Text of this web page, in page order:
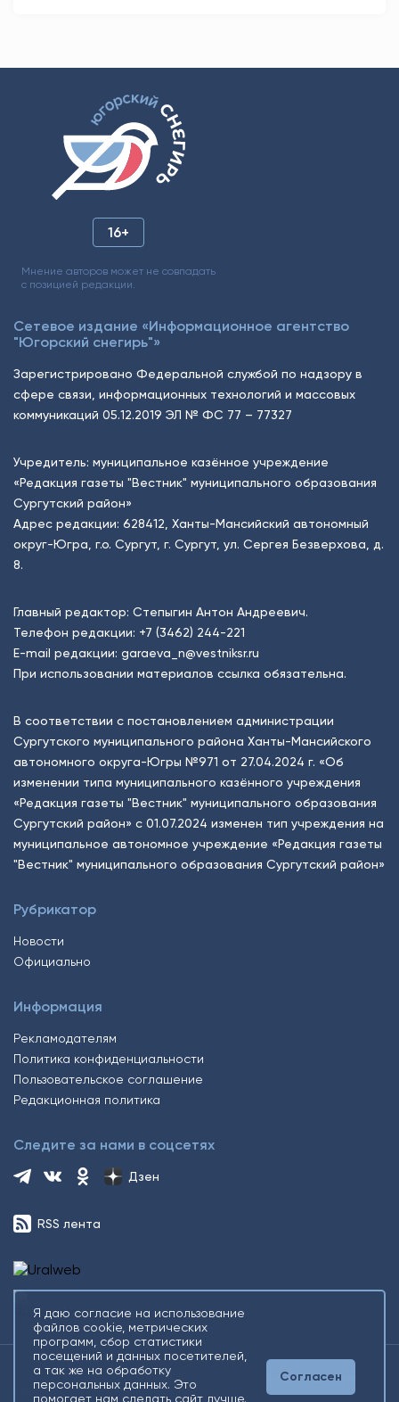
16+
Мнение авторов может не совпадать
с позицией редакции.
Сетевое издание «Информационное агентство
"Югорский снегирь"»
Зарегистрировано Федеральной службой по надзору в
сфере связи, информационных технологий и массовых
коммуникаций 05.12.2019 ЭЛ № ФС 77 – 77327
Учредитель: муниципальное казённое учреждение
«Редакция газеты "Вестник" муниципального образования
Сургутский район»
Адрес редакции: 628412, Ханты-Мансийский автономный
округ-Югра, г.о. Сургут, г. Сургут, ул. Сергея Безверхова, д.
8.
Главный редактор: Степыгин Антон Андреевич.
Телефон редакции: +7 (3462) 244-221
E-mail редакции: garaeva_n@vestniksr.ru
При использовании материалов ссылка обязательна.
В соответствии с постановлением администрации
Сургутского муниципального района Ханты-Мансийского
автономного округа-Югры №971 от 27.04.2024 г. «Об
изменении типа муниципального казённого учреждения
«Редакция газеты "Вестник" муниципального образования
Сургутский район» с 01.07.2024 изменен тип учреждения на
муниципальное автономное учреждение «Редакция газеты
"Вестник" муниципального образования Сургутский район»
Рубрикатор
Новости
Официально
Информация
Рекламодателям
Политика конфиденциальности
Пользовательское соглашение
Редакционная политика
Следите за нами в соцсетях
Дзен
RSS лента
2026 © Все права защищены. Сетевое издание Информационное
агентство «Югорский снегирь» +16
Я даю согласие на использование
файлов cookie, метрических
программ, сбор статистики
посещений и данных посетителей,
а так же на обработку
персональных данных. Это
помогает нам сделать сайт лучше.
Согласен